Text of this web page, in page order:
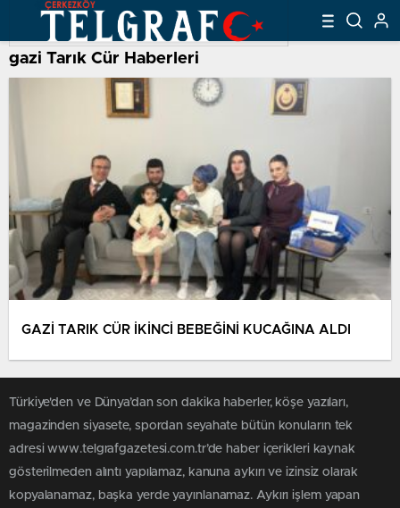
gazi Tarık Cür Haberleri
GAZİ TARIK CÜR İKİNCİ BEBEĞİNİ KUCAĞINA ALDI
Türkiye'den ve Dünya’dan son dakika haberler, köşe yazıları,
magazinden siyasete, spordan seyahate bütün konuların tek
adresi www.telgrafgazetesi.com.tr’de haber içerikleri kaynak
gösterilmeden alıntı yapılamaz, kanuna aykırı ve izinsiz olarak
kopyalanamaz, başka yerde yayınlanamaz. Aykırı işlem yapan